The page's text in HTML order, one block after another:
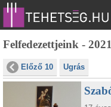
Felfedezettjeink -
Előző 10 Ugrás